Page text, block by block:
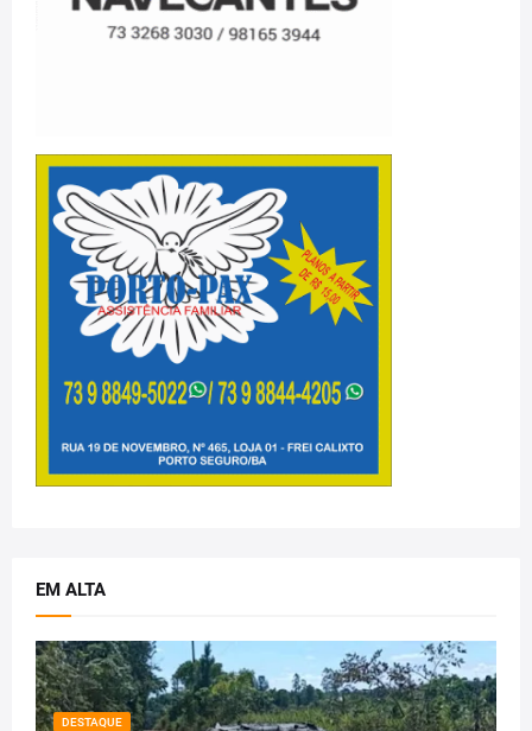
EM ALTA
DESTAQUE